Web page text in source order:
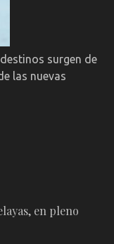
surgen de
las nuevas
en pleno